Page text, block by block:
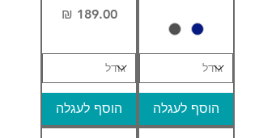
הוסף לעגלה
מחיר‏189.00 ‏₪
הוסף לעגלה